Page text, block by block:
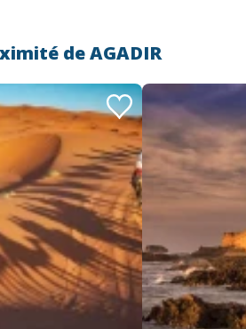
deAGADIR